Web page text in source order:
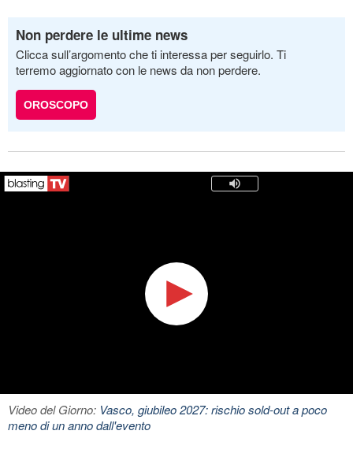
Non perdere le ultime news
Clicca sull’argomento che ti interessa per seguirlo. Ti
terremo aggiornato con le news da non perdere.
OROSCOPO
Video del Giorno: Vasco, giubileo 2027: rischio sold-out a poco
meno di un anno dall'evento